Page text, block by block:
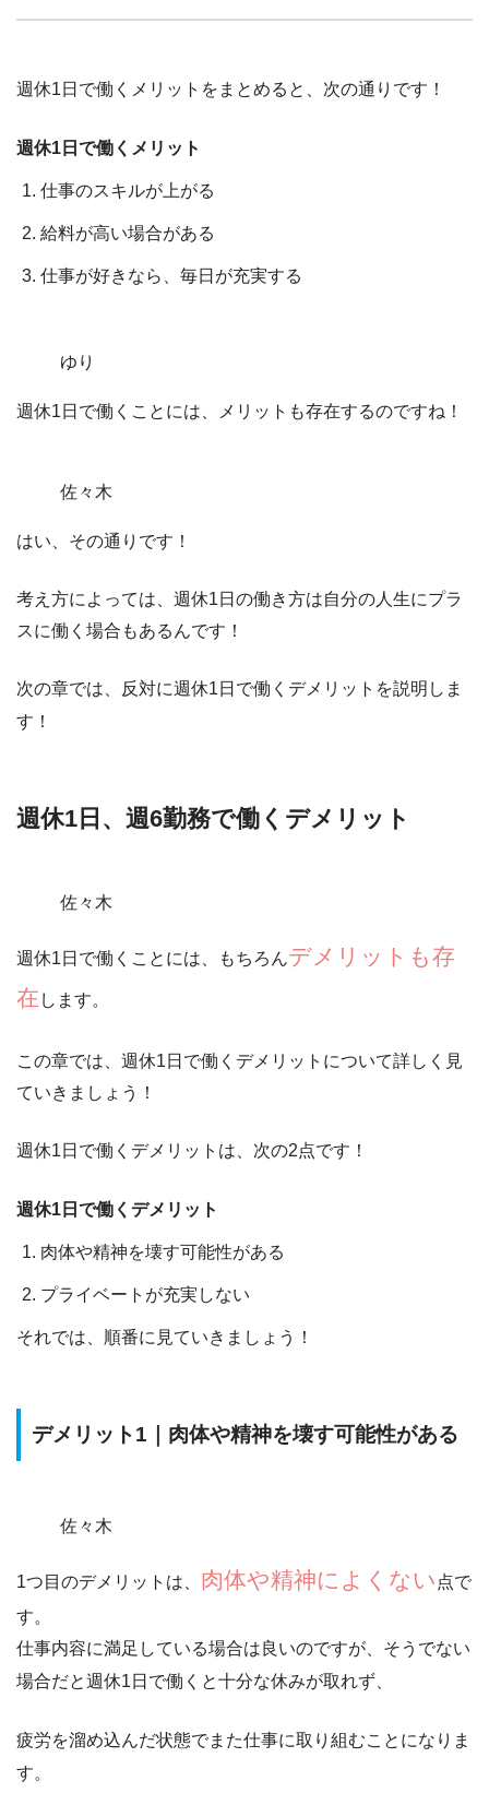
週休1日で働くメリットをまとめると、次の通りです！
週休1日で働くメリット
仕事のスキルが上がる
給料が高い場合がある
仕事が好きなら、毎日が充実する
ゆり
週休1日で働くことには、メリットも存在するのですね！
佐々木
はい、その通りです！
考え方によっては、週休1日の働き方は自分の人生にプラ
スに働く場合 もあるんです！
次の章では、反対に週休1日で働くデメリットを説明しま
す！
週休1日、週6勤務で働くデメリット
佐々木
週休1日で働くことには、もちろんデメリットも存
在 します。
この章では、週休1日で働くデメリットについて詳しく見
ていきましょう！
週休1日で働くデメリットは、 次の2点です！
週休1日で働くデメリット
肉体や精神を壊す可能性がある
プライベートが充実しない
それでは、順番に見ていきましょう！
デメリット1｜肉体や精神を壊す可能性がある
佐々木
1つ目のデメリットは、 肉体や精神によくない 点で
す。
仕事内容に満足している場合は良いのですが、そうでない
場合だと週休1日で働くと十分な休みが取れず、
疲労を溜め込んだ状態でまた仕事に取り組むことになりま
す。